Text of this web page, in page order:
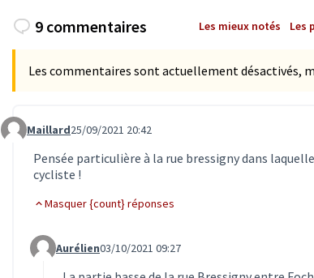
9 commentaires Les mieux notés Les
Les commentaires sont actuellement désactivés,
Commentaire 3377
Maillard25/09/2021 20:42
Pensée particulière à la rue bressigny dans
cycliste !
Masquer {count} réponses
Commentaire 3432 (réponse au commentaire 3377)
Aurélien03/10/2021 09:27